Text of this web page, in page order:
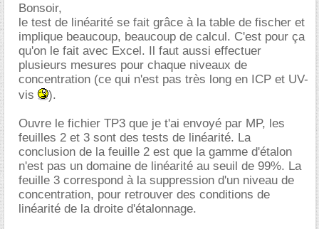
Bonsoir,
le test de linéarité se fait grâce à la table de fischer et
implique beaucoup, beaucoup de calcul. C'est pour ça
qu'on le fait avec Excel. Il faut aussi effectuer
plusieurs mesures pour chaque niveaux de
concentration (ce qui n'est pas très long en ICP et UV-
vis
).
Ouvre le fichier TP3 que je t'ai envoyé par MP, les
feuilles 2 et 3 sont des tests de linéarité. La
conclusion de la feuille 2 est que la gamme d'étalon
n'est pas un domaine de linéarité au seuil de 99%. La
feuille 3 correspond à la suppression d'un niveau de
concentration, pour retrouver des conditions de
linéarité de la droite d'étalonnage.